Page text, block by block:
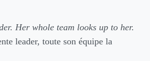
Her whole team looks up to her.
leader, toute son équipe la